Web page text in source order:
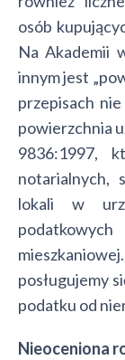
osób
Na Akademii
innym jest
przepisach
powierzchnia
9836:1997,
notarialnych,
lokali w
posługujemy
podatku od
Nieoceniona